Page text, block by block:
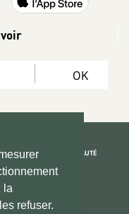
la
refuser.
OK
REJOIGNEZ LA COMMUNAUTÉ